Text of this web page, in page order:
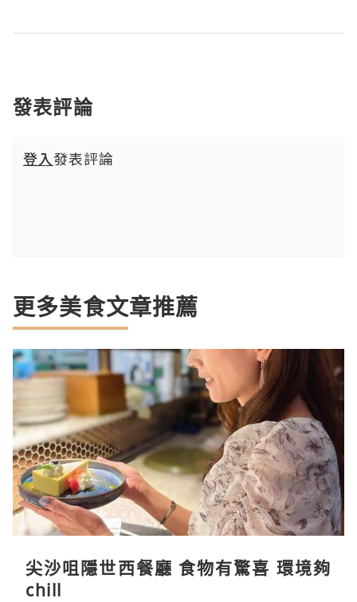
發表評論
登入發表評論
更多美食文章推薦
尖沙咀隱世西餐廳 食物有驚喜 環境夠
chill